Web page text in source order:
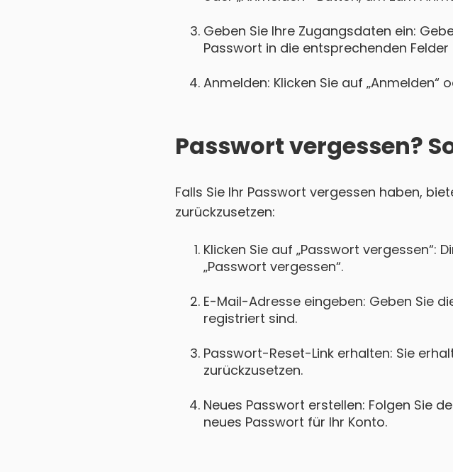
Geben Sie Ihre Zugangsdaten ein:
Passwort in die entsprechenden Felder
Anmelden: Klicken Sie auf „Anmelden“
Passwort vergessen?
Falls Sie Ihr Passwort vergessen haben,
zurückzusetzen:
Klicken Sie auf „Passwort vergessen“:
„Passwort vergessen“.
E-Mail-Adresse eingeben: Geben Sie
registriert sind.
Passwort-Reset-Link erhalten: Sie
zurückzusetzen.
Neues Passwort erstellen: Folgen Sie
neues Passwort für Ihr Konto.